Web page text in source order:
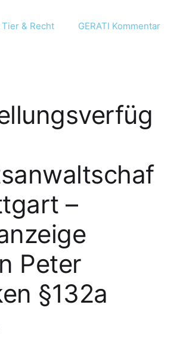
& Recht GERATI Kommentar
–
Peter
§132a